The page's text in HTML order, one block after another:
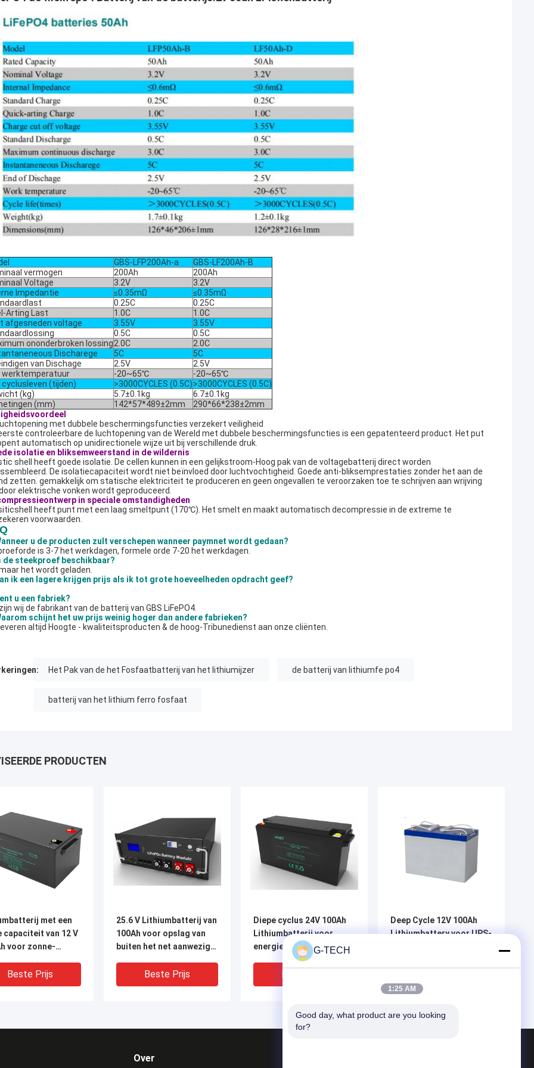
GBS-LFP200Ah-a
GBS-LF200Ah-B
vermogen
200Ah
200Ah
Voltage
3.2V
3.2V
Impedantie
≤0.35mΩ
≤0.35mΩ
0.25C
0.25C
Arting Last
1.0C
1.0C
afgesneden voltage
3.55V
3.55V
0.5C
0.5C
ononderbroken lossing2.0C
2.0C
Discharege
5C
5C
van Dischage
2.5V
2.5V
werktemperatuur
-20~65℃
-20~65℃
cyclusleven (tijden)
>3000CYCLES (0.5C)>3000CYCLES (0.5C)
(kg)
5.7±0.1kg
6.7±0.1kg
(mm)
142*57*489±2mm
290*66*238±2mm
met dubbele beschermingsfuncties verzekert veiligheid
controleerbare de luchtopening van de Wereld met dubbele beschermingsfuncties is een gepatenteerd product. Het put
automatisch op unidirectionele wijze uit bij verschillende druk.
isolatie en bliksemweerstand in de wildernis
shell heeft goede isolatie. De cellen kunnen in een gelijkstroom-Hoog pak van de voltagebatterij direct worden
De isolatiecapaciteit wordt niet beïnvloed door luchtvochtigheid. Goede anti-bliksemprestaties zonder het aan de
zetten. gemakkelijk om statische elektriciteit te produceren en geen ongevallen te veroorzaken toe te schrijven aan wrijving
elektrische vonken wordt geproduceerd.
in speciale omstandigheden
heeft punt met een laag smeltpunt (170℃). Het smelt en maakt automatisch decompressie in de extreme te
voorwaarden.
u de producten zult verschepen wanneer paymnet wordt gedaan?
is 3-7 het werkdagen, formele orde 7-20 het werkdagen.
de steekproef beschikbaar?
het wordt geladen.
ik een lagere krijgen prijs als ik tot grote hoeveelheden opdracht geef?
u een fabriek?
wij de fabrikant van de batterij van GBS LiFePO4.
schijnt het uw prijs weinig hoger dan andere fabrieken?
altijd Hoogte - kwaliteitsproducten & de hoog-Tribunedienst aan onze cliënten.
Het Pak van de het Fosfaatbatterij van het lithiumijzer de batterij van lithiumfe po4
batterij van het lithium ferro fosfaat
PRODUCTEN
met een
capaciteit van 12 V
voor zonne-
Beste Prijs
25.6 V Lithiumbatterij van
100Ah voor opslag van
buiten het net aanwezige
Beste Prijs
Diepe cyclus 24V 100Ah
Lithiumbatterij voor
energie back-up en
energieopslag
Beste Prijs
Deep Cycle 12V 100Ah
Lithiumbattery voor UPS-
Over
G-TECH
1:25 AM
Good day, what product are you looking
for?